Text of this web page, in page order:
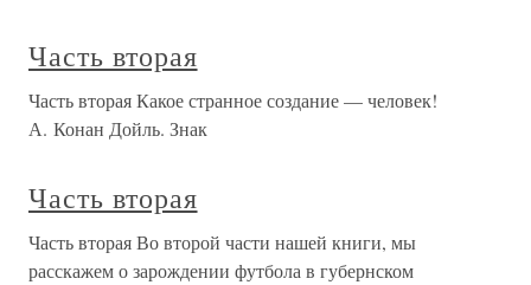
Часть вторая
Часть вторая Какое странное создание — человек!
А. Конан Дойль. Знак
Часть вторая
Часть вторая Во второй части нашей книги, мы
расскажем о зарождении футбола в губернском